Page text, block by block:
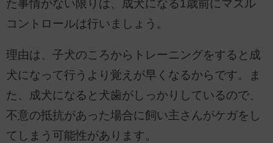
た事情がない限りは、成犬になる1歳前にマズル
コントロールは行いましょう。
理由は、子犬のころからトレーニングをすると成
犬になって行うより覚えが早くなるからです。ま
た、成犬になると犬歯がしっかりしているので、
不意の抵抗があった場合に飼い主さんがケガをし
てしまう可能性があります。